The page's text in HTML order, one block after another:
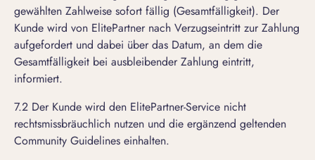
gewählten Zahlweise sofort fällig (Gesamtfälligkeit). Der
Kunde wird von ElitePartner nach Verzugseintritt zur Zahlung
aufgefordert und dabei über das Datum, an dem die
Gesamtfälligkeit bei ausbleibender Zahlung eintritt,
informiert.
7.2 Der Kunde wird den ElitePartner-Service nicht
rechtsmissbräuchlich nutzen und die ergänzend geltenden
Community Guidelines einhalten.